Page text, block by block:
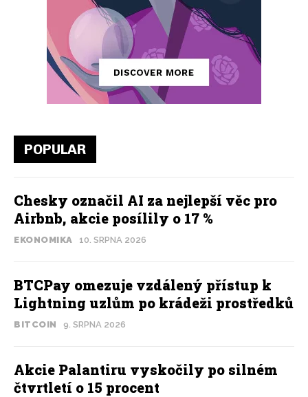
POPULAR
Chesky označil AI za nejlepší věc pro
Airbnb, akcie posílily o 17 %
EKONOMIKA 10. SRPNA 2026
BTCPay omezuje vzdálený přístup k
Lightning uzlům po krádeži prostředků
BITCOIN 9. SRPNA 2026
Akcie Palantiru vyskočily po silném
čtvrtletí o 15 procent